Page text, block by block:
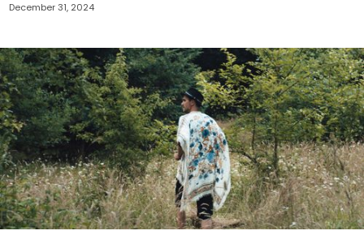
December 31, 2024